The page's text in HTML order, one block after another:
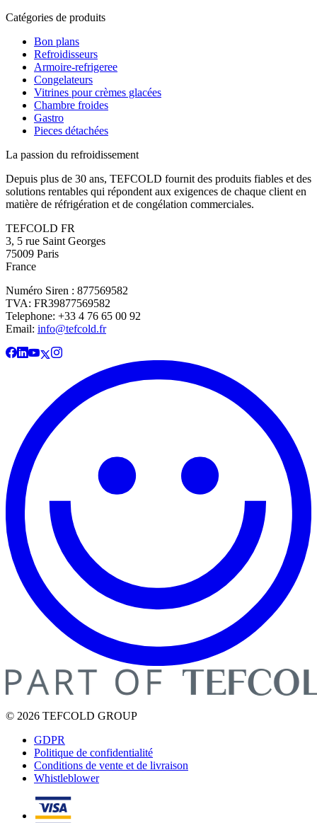
Catégories de produits
Bon plans
Refroidisseurs
Armoire-refrigeree
Congelateurs
Vitrines pour crèmes glacées
Chambre froides
Gastro
Pieces détachées
La passion du refroidissement
Depuis plus de 30 ans, TEFCOLD fournit des produits fiables et des
solutions rentables qui répondent aux exigences de chaque client en
matière de réfrigération et de congélation commerciales.
TEFCOLD FR
3, 5 rue Saint Georges
75009 Paris
France
Numéro Siren : 877569582
TVA: FR39877569582
Telephone: +33 4 76 65 00 92
Email: info@tefcold.fr
© 2026 TEFCOLD GROUP
GDPR
Politique de confidentialité
Conditions de vente et de livraison
Whistleblower